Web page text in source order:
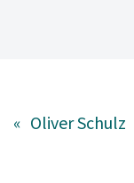
« Oliver Schulz